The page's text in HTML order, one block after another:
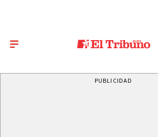
PUBLICIDAD